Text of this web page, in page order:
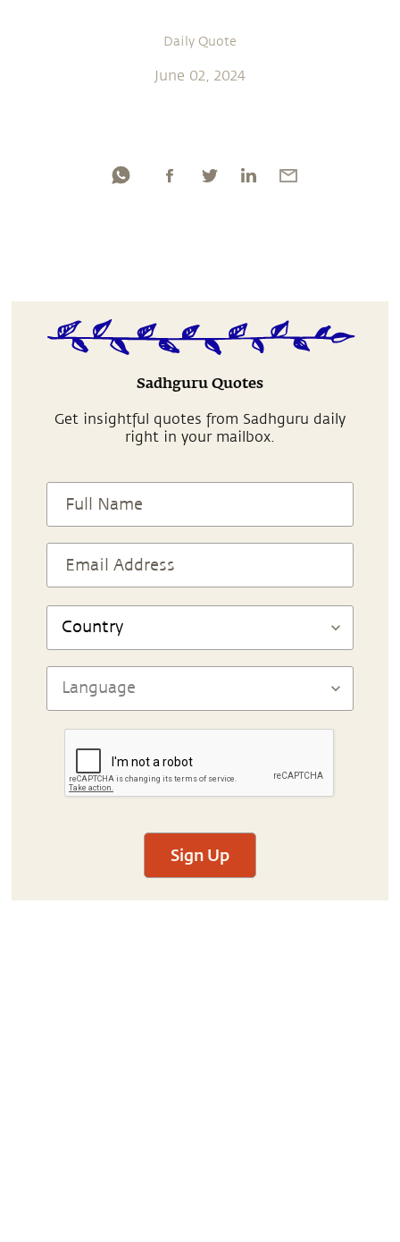
Daily Quote
June 02, 2024
Sadhguru Quotes
Get insightful quotes from Sadhguru daily
right in your mailbox.
Sign Up